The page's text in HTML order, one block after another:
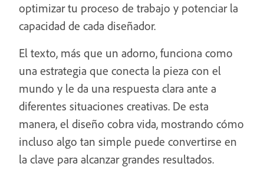
optimizar tu proceso de trabajo y potenciar la
capacidad de cada diseñador.
El texto, más que un adorno, funciona como
una estrategia que conecta la pieza con el
mundo y le da una respuesta clara ante a
diferentes situaciones creativas. De esta
manera, el diseño cobra vida, mostrando cómo
incluso algo tan simple puede convertirse en
la clave para alcanzar grandes resultados.